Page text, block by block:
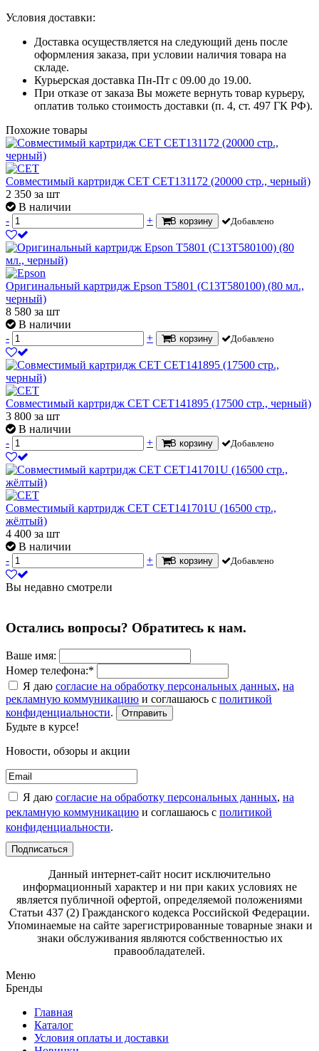
Условия доставки:
Доставка осуществляется на следующий день после
оформления заказа, при условии наличия товара на
складе.
Курьерская доставка Пн-Пт с 09.00 до 19.00.
При отказе от заказа Вы можете вернуть товар курьеру,
оплатив только стоимость доставки (п. 4, ст. 497 ГК РФ).
Похожие товары
Совместимый картридж CET CET131172 (20000 стр., черный)
2 350 за шт
В наличии
-
+ В корзину Добавлено
Оригинальный картридж Epson T5801 (C13T580100) (80 мл.,
черный)
8 580 за шт
В наличии
-
+ В корзину Добавлено
Совместимый картридж CET CET141895 (17500 стр., черный)
3 800 за шт
В наличии
-
+ В корзину Добавлено
Совместимый картридж CET CET141701U (16500 стр.,
жёлтый)
4 400 за шт
В наличии
-
+ В корзину Добавлено
Вы недавно смотрели
Остались вопросы? Обратитесь к нам.
Ваше имя:
Номер телефона:*
Я даю согласие на обработку персональных данных, на
рекламную коммуникацию и соглашаюсь с политикой
конфиденциальности. Отправить
Будьте в курсе!
Новости, обзоры и акции
Я даю согласие на обработку персональных данных, на
рекламную коммуникацию и соглашаюсь с политикой
конфиденциальности.
Подписаться
Данный интернет-сайт носит исключительно
информационный характер и ни при каких условиях не
является публичной офертой, определяемой положениями
Статьи 437 (2) Гражданского кодекса Российской Федерации.
Упоминаемые на сайте зарегистрированные товарные знаки и
знаки обслуживания являются собственностью их
правообладателей.
Меню
Бренды
Главная
Каталог
Условия оплаты и доставки